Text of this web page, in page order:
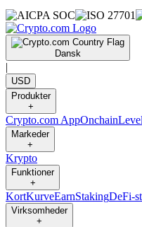
Dansk
|
USD
Produkter
+
Crypto.com AppOnchain
Markeder
+
Krypto
Funktioner
+
KortKurveEarnStakingDeFi-
Virksomheder
+